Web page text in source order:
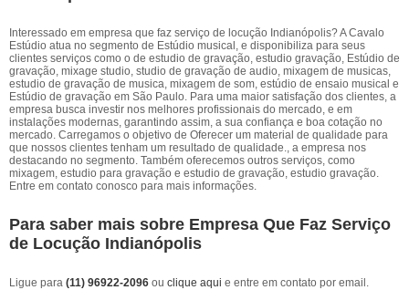
Interessado em empresa que faz serviço de locução Indianópolis? A Cavalo
Estúdio atua no segmento de Estúdio musical, e disponibiliza para seus
clientes serviços como o de estudio de gravação, estudio gravação, Estúdio de
gravação, mixage studio, studio de gravação de audio, mixagem de musicas,
estudio de gravação de musica, mixagem de som, estúdio de ensaio musical e
Estúdio de gravação em São Paulo. Para uma maior satisfação dos clientes, a
empresa busca investir nos melhores profissionais do mercado, e em
instalações modernas, garantindo assim, a sua confiança e boa cotação no
mercado. Carregamos o objetivo de Oferecer um material de qualidade para
que nossos clientes tenham um resultado de qualidade., a empresa nos
destacando no segmento. Também oferecemos outros serviços, como
mixagem, estudio para gravação e estudio de gravação, estudio gravação.
Entre em contato conosco para mais informações.
Para saber mais sobre Empresa Que Faz Serviço
de Locução Indianópolis
Ligue para (11) 96922-2096 ou clique aqui e entre em contato por email.